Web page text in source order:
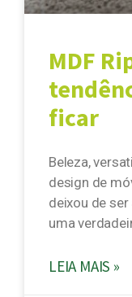
MDF
ficar
Beleza,
design de
deixou de
uma
LEIA MAIS »